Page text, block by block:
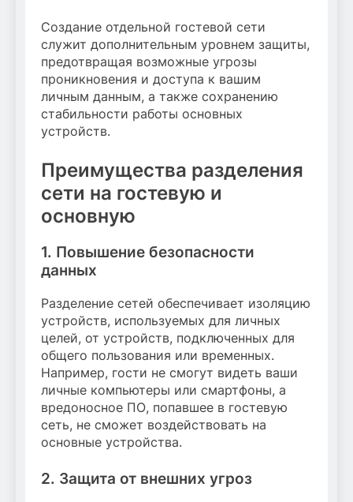
Создание отдельной гостевой сети
служит дополнительным уровнем защиты,
предотвращая возможные угрозы
проникновения и доступа к вашим
личным данным, а также сохранению
стабильности работы основных
устройств.
Преимущества разделения
сети на гостевую и
основную
1. Повышение безопасности
данных
Разделение сетей обеспечивает изоляцию
устройств, используемых для личных
целей, от устройств, подключенных для
общего пользования или временных.
Например, гости не смогут видеть ваши
личные компьютеры или смартфоны, а
вредоносное ПО, попавшее в гостевую
сеть, не сможет воздействовать на
основные устройства.
2. Защита от внешних угроз